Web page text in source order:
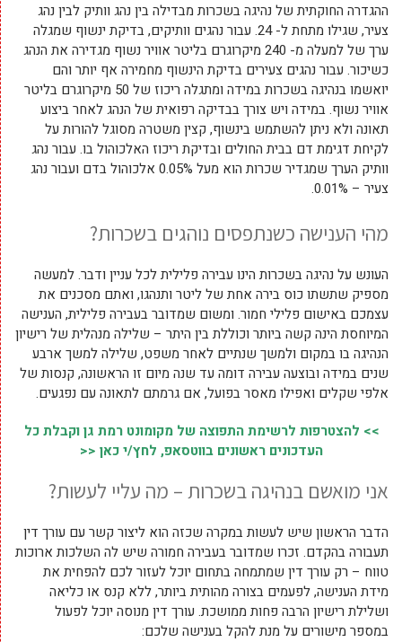
ההגדרה החוקתית של נהיגה בשכרות מבדילה בין נהג וותיק לבין נהג
צעיר, שגילו מתחת ל- 24. עבור נהגים וותיקים, בדיקת ינשוף שמגלה
ערך של למעלה מ- 240 מיקרוגרם בליטר אוויר נשוף מגדירה את הנהג
כשיכור. עבור נהגים צעירים בדיקת הינשוף מחמירה אף יותר והם
יואשמו בנהיגה בשכרות במידה ומתגלה ריכוז של 50 מיקרוגרם בליטר
אוויר נשוף. במידה ויש צורך בבדיקה רפואית של הנהג לאחר ביצוע
תאונה ולא ניתן להשתמש בינשוף, קצין משטרה מסוגל להורות על
לקיחת דגימת דם בבית החולים ובדיקת ריכוז האלכוהול בו. עבור נהג
וותיק הערך שמגדיר שכרות הוא מעל 0.05% אלכוהול בדם ועבור נהג
צעיר – 0.01%.
מהי הענישה כשנתפסים נוהגים בשכרות?
העונש על נהיגה בשכרות הינו עבירה פלילית לכל עניין ודבר. למעשה
מספיק שתשתו כוס בירה אחת של ליטר ותנהגו, ואתם מסכנים את
עצמכם באישום פלילי חמור. ומשום שמדובר בעבירה פלילית, הענישה
המיוחסת הינה קשה ביותר וכוללת בין היתר – שלילה מנהלית של רישיון
הנהיגה בו במקום ולמשך שנתיים לאחר משפט, שלילה למשך ארבע
שנים במידה ובוצעה עבירה דומה עד שנה מיום זו הראשונה, קנסות של
אלפי שקלים ואפילו מאסר בפועל, אם גרמתם לתאונה עם נפגעים.
>> להצטרפות לרשימת התפוצה של מקומונט רמת גן וקבלת כל
העדכונים ראשונים בווטסאפ, לחץ/י כאן <<
אני מואשם בנהיגה בשכרות – מה עליי לעשות?
הדבר הראשון שיש לעשות במקרה שכזה הוא ליצור קשר עם עורך דין
תעבורה בהקדם. זכרו שמדובר בעבירה חמורה שיש לה השלכות ארוכות
טווח – רק עורך דין שמתמחה בתחום יוכל לעזור לכם להפחית את
מידת הענישה, לפעמים בצורה מהותית ביותר, ללא קנס או כליאה
ושלילת רישיון הרבה פחות ממושכת. עורך דין מנוסה יוכל לפעול
במספר מישורים על מנת להקל בענישה שלכם: